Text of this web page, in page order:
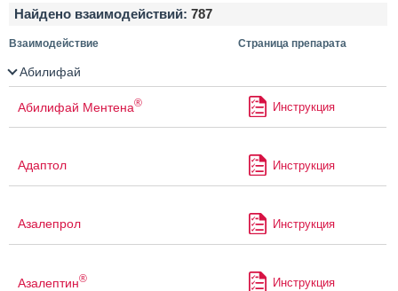
Найдено взаимодействий: 787
Взаимодействие Страница препарата
Абилифай
Абилифай Ментена® Инструкция
Адаптол Инструкция
Азалепрол Инструкция
Азалептин® Инструкция